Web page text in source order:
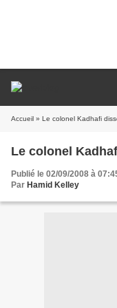
Accueil » Le colonel Kadhafi
Le colonel
Publié le 02/09/2008 à
Par Hamid Kelley